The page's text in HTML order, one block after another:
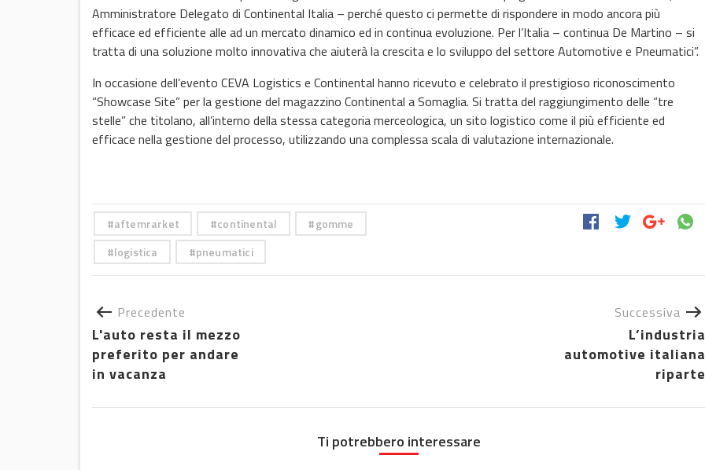
Amministratore Delegato di Continental Italia – perché questo ci permette di rispondere in modo ancora più
efficace ed efficiente alle ad un mercato dinamico ed in continua evoluzione. Per l’Italia – continua De Martino – si
tratta di una soluzione molto innovativa che aiuterà la crescita e lo sviluppo del settore Automotive e Pneumatici”.
In occasione dell’evento CEVA Logistics e Continental hanno ricevuto e celebrato il prestigioso riconoscimento
“Showcase Site” per la gestione del magazzino Continental a Somaglia. Si tratta del raggiungimento delle “tre
stelle” che titolano, all’interno della stessa categoria merceologica, un sito logistico come il più efficiente ed
efficace nella gestione del processo, utilizzando una complessa scala di valutazione internazionale.
aftemrarket continental
gomme
logistica
pneumatici
Precedente
L'auto resta il mezzo
preferito per andare
in vacanza
Successiva
L’industria
automotive italiana
riparte
Ti potrebbero interessare